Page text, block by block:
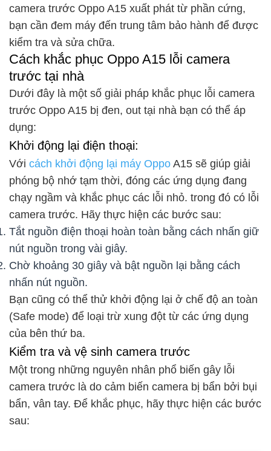
camera trước Oppo A15 xuất phát từ phần cứng,
bạn cần đem máy đến trung tâm bảo hành để được
kiểm tra và sửa chữa.
Cách khắc phục Oppo A15 lỗi camera
trước tại nhà
Dưới đây là một số giải pháp khắc phục lỗi camera
trước Oppo A15 bị đen, out tại nhà bạn có thể áp
dụng:
Khởi động lại điện thoại:
Với cách khởi động lại máy Oppo A15 sẽ giúp giải
phóng bộ nhớ tạm thời, đóng các ứng dụng đang
chạy ngầm và khắc phục các lỗi nhỏ. trong đó có lỗi
camera trước. Hãy thực hiện các bước sau:
Tắt nguồn điện thoại hoàn toàn bằng cách nhấn giữ
nút nguồn trong vài giây.
Chờ khoảng 30 giây và bật nguồn lại bằng cách
nhấn nút nguồn.
Bạn cũng có thể thử khởi động lại ở chế độ an toàn
(Safe mode) để loại trừ xung đột từ các ứng dụng
của bên thứ ba.
Kiểm tra và vệ sinh camera trước
Một trong những nguyên nhân phổ biến gây lỗi
camera trước là do cảm biến camera bị bẩn bởi bụi
bẩn, vân tay. Để khắc phục, hãy thực hiện các bước
sau: